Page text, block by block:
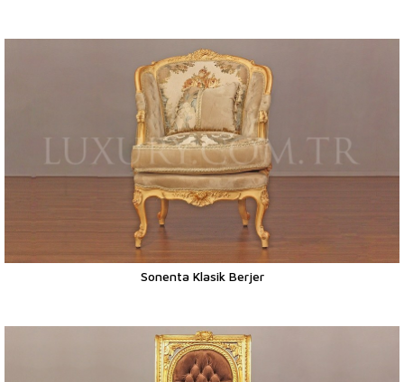
Sonenta Klasik Berjer